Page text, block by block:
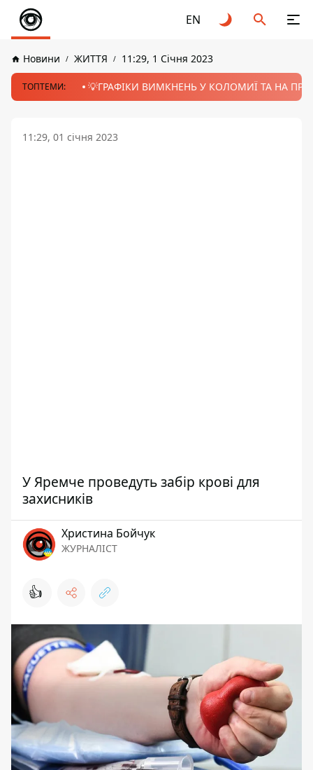
EN
Новини ЖИТТЯ 11:29, 1 Січня 2023
ТОПТЕМИ: 💡ГРАФІКИ ВИМКНЕНЬ У КОЛОМИЇ ТА НА
11:29, 01 січня 2023
У Яремче проведуть забір крові для
захисників
Христина Бойчук
ЖУРНАЛІСТ
👍